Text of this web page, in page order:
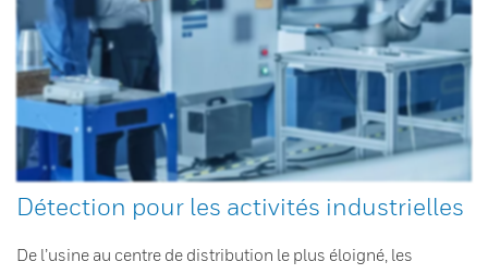
Détection pour les activités industrielles
De l’usine au centre de distribution le plus éloigné, les